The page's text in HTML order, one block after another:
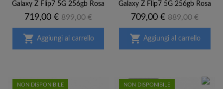
Galaxy Z Flip7 5G 256gb Rosa
Prezzo
719,00 € Prezzo
base
899,00 €
 Aggiungi al carrello
Galaxy Z Flip7 5G 256gb Rosa
Prezzo
709,00 € Prezzo
base
889,00 €
 Aggiungi al carrello
NON DISPONIBILE NON DISPONIBILE